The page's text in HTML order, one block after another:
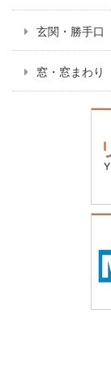
玄関・勝手口
窓・窓まわり